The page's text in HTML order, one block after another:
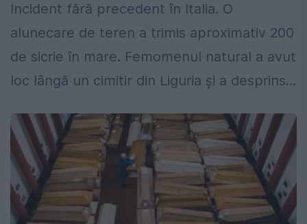
Incident fără precedent în Italia. O
alunecare de teren a trimis aproximativ 200
de sicrie în mare. Femomenul natural a avut
loc lângă un cimitir din Liguria și a desprins...